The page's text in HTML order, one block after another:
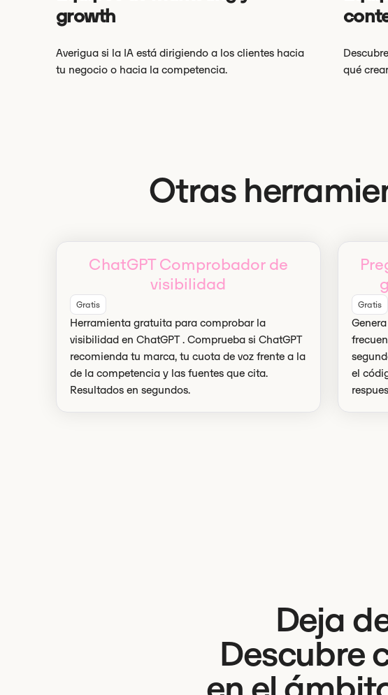
growth
Averigua si la IA está dirigiendo a los clientes hacia
tu negocio o hacia la competencia.
qué
Otras
ChatGPT Comprobador de
visibilidad
Gratis
Herramienta gratuita para comprobar la
visibilidad en ChatGPT . Comprueba si ChatGPT
recomienda tu marca, tu cuota de voz frente a la
de la competencia y las fuentes que cita.
Resultados en segundos.
Gratis
el
Deja
Descubre